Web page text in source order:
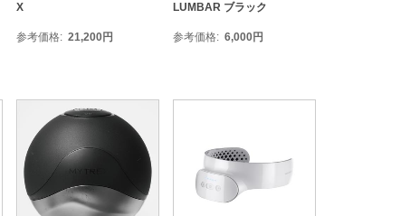
X
参考価格 21,200円
LUMBAR ブラック
参考価格 6,000円